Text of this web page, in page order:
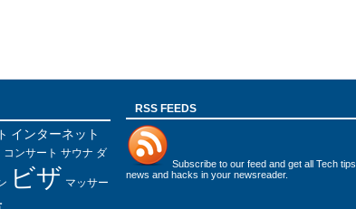
インターネット
コンサート サウナ ダ
ビザ マッサー
RSS FEEDS
Subscribe to our feed and get all Tech tips,
news and hacks in your newsreader.